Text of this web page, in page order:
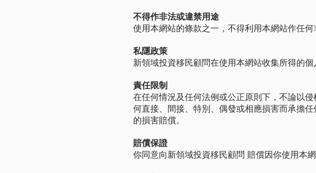
不得作非法或違禁用途
使用本網站的條款之一，不得利用本網站作任何
私隱政策
新領域投資移民顧問在使用本網站收集所得的
責任限制
在任何情況及任何法例或公正原則下，不論以
何直接、間接、特別、偶發或相應損害而承擔
的損害賠償。
賠償保證
你同意向新領域投資移民顧問 賠償因你使用本